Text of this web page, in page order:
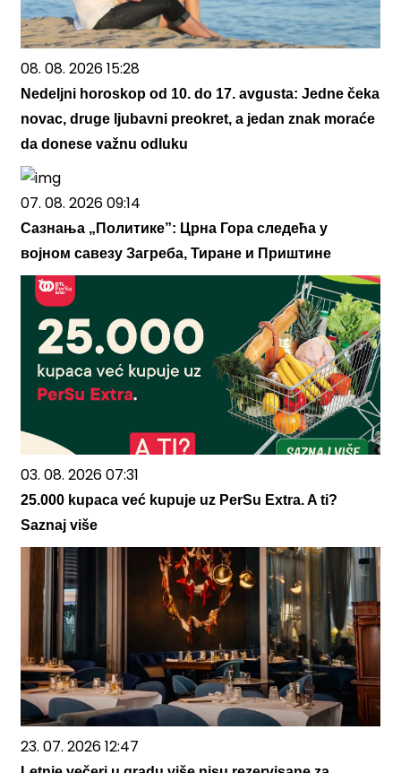
08. 08. 2026 15:28
Nedeljni horoskop od 10. do 17. avgusta: Jedne čeka
novac, druge ljubavni preokret, a jedan znak moraće
da donese važnu odluku
07. 08. 2026 09:14
Сазнања „Политике”: Црна Гора следећа у
војном савезу Загреба, Тиране и Приштине
03. 08. 2026 07:31
25.000 kupaca već kupuje uz PerSu Extra. A ti?
Saznaj više
23. 07. 2026 12:47